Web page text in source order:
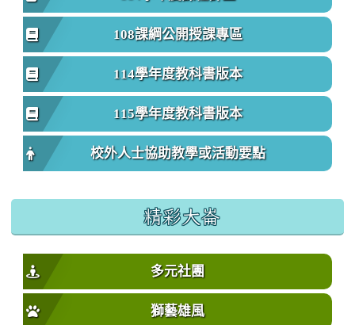
108課綱公開授課專區
114學年度教科書版本
115學年度教科書版本
校外人士協助教學或活動要點
精彩大崙
多元社團
獅藝雄風